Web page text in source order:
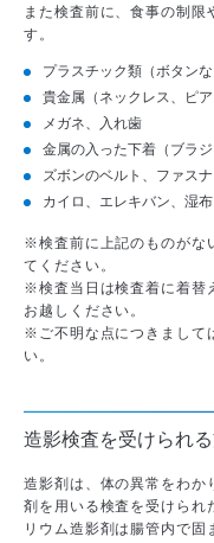
また検査前に、食事の制限
す。
プラスチック類（ボタンな
貴金属（ネックレス、ピア
メガネ、入れ歯
金属の入った下着（ブラジ
ズボンのベルト、ファス
カイロ、エレキバン、湿布
※検査前に上記のものがな
てください。
※検査当日は検査着に着替
お越しください。
※ご不明な点につきまして
い。
造影検査を受けられ
造影剤は、体の異常をわか
剤を用いる検査を受けられ
リウム造影剤は腸管内で固